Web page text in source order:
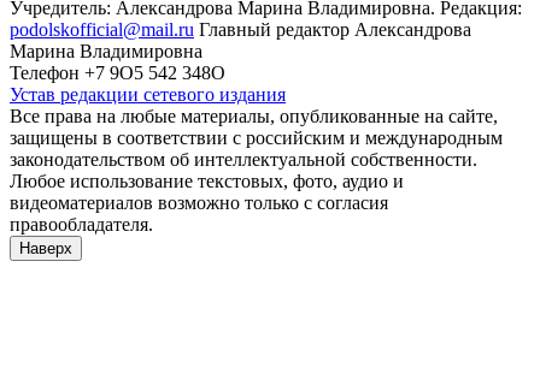
Учредитель: Александрова Марина Владимировна. Редакция:
podolskofficial@mail.ru Главный редактор Александрова
Марина Владимировна
Телефон +7 9О5 542 348О
Устав редакции сетевого издания
Все права на любые материалы, опубликованные на сайте,
защищены в соответствии с российским и международным
законодательством об интеллектуальной собственности.
Любое использование текстовых, фото, аудио и
видеоматериалов возможно только с согласия
правообладателя.
Наверх